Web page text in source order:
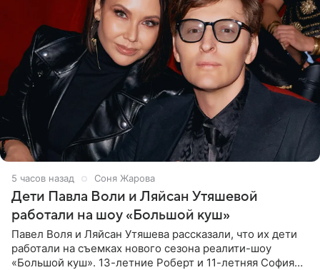
5 часов назад Соня Жарова
Дети Павла Воли и Ляйсан Утяшевой
работали на шоу «Большой куш»
Павел Воля и Ляйсан Утяшева рассказали, что их дети
работали на съемках нового сезона реалити-шоу
«Большой куш». 13-летние Роберт и 11-летняя София